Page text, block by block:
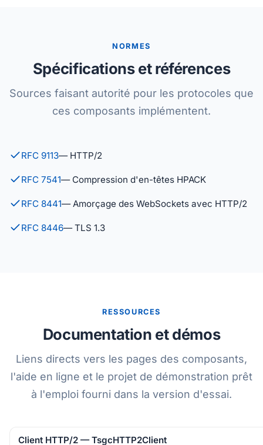
NORMES
Spécifications et références
Sources faisant autorité pour les protocoles que
ces composants implémentent.
RFC 9113— HTTP/2
RFC 7541— Compression d'en-têtes HPACK
RFC 8441— Amorçage des WebSockets avec HTTP/2
RFC 8446— TLS 1.3
RESSOURCES
Documentation et démos
Liens directs vers les pages des composants,
l'aide en ligne et le projet de démonstration prêt
à l'emploi fourni dans la version d'essai.
Client HTTP/2 — TsgcHTTP2Client